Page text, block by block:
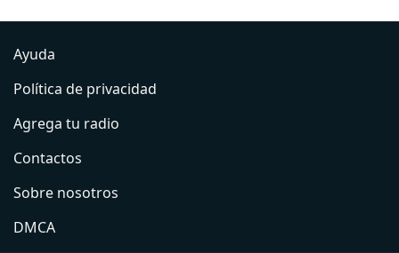
Ayuda
Política de privacidad
Agrega tu radio
Contactos
Sobre nosotros
DMCA